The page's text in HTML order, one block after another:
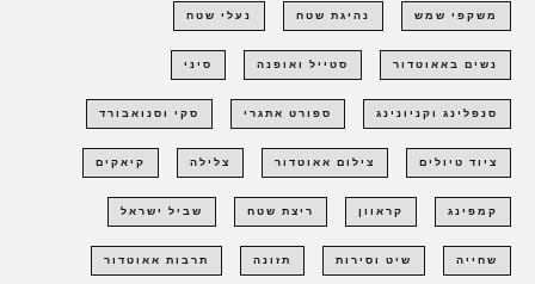
משקפי שמש נהיגת שטח נעלי שטח
נשים באאוטדור סטייל ואופנה סיני
סנפלינג וקניונינג ספורט אתגרי סקי וסנואבורד
ציוד טיולים צילום אאוטדור צלילה קיאקים
קמפינג קראוון ריצת שטח שביל ישראל
שחייה שיט וסירות תזונה תרבות אאוטדור